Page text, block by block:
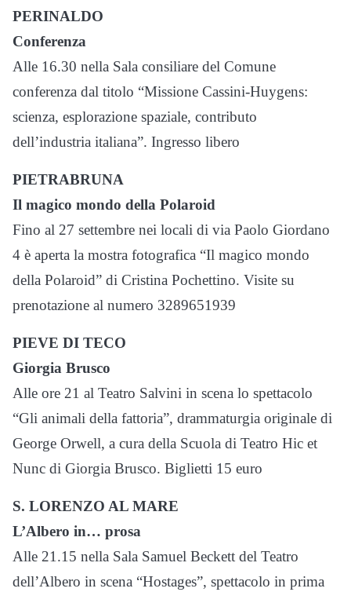
PERINALDO
Conferenza
Alle 16.30 nella Sala consiliare del Comune
conferenza dal titolo “Missione Cassini-Huygens:
scienza, esplorazione spaziale, contributo
dell’industria italiana”. Ingresso libero
PIETRABRUNA
Il magico mondo della Polaroid
Fino al 27 settembre nei locali di via Paolo Giordano
4 è aperta la mostra fotografica “Il magico mondo
della Polaroid” di Cristina Pochettino. Visite su
prenotazione al numero 3289651939
PIEVE DI TECO
Giorgia Brusco
Alle ore 21 al Teatro Salvini in scena lo spettacolo
“Gli animali della fattoria”, drammaturgia originale di
George Orwell, a cura della Scuola di Teatro Hic et
Nunc di Giorgia Brusco. Biglietti 15 euro
S. LORENZO AL MARE
L’Albero in… prosa
Alle 21.15 nella Sala Samuel Beckett del Teatro
dell’Albero in scena “Hostages”, spettacolo in prima